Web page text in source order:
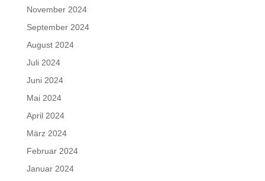
November 2024
September 2024
August 2024
Juli 2024
Juni 2024
Mai 2024
April 2024
März 2024
Februar 2024
Januar 2024